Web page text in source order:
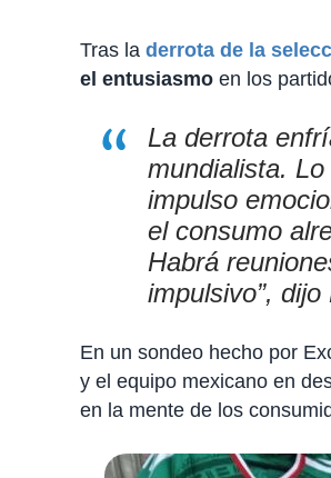
Tras la derrota de la
el entusiasmo en los
La derrota
mundialista.
impulso
el consumo
Habrá
impulsivo”,
En un sondeo hecho por
y el equipo mexicano en
en la mente de los